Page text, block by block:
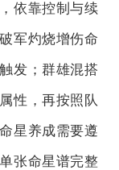
依靠控制与续
军灼烧增伤命
发；群雄混搭
性，再按照队
星养成需要遵
张命星谱完整